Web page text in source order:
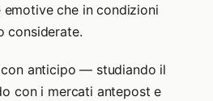
emotive che in condizioni
considerate.
con anticipo — studiando il
con i mercati antepost e